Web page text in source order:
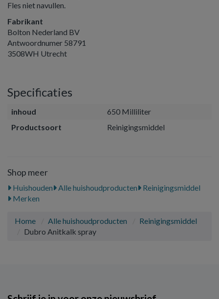
Fles niet navullen.
Fabrikant
Bolton Nederland BV
Antwoordnumer 58791
3508WH Utrecht
Specificaties
inhoud
650 Milliliter
Productsoort
Reinigingsmiddel
Shop meer
Huishouden Alle huishoudproducten
Reinigingsmiddel
Merken
Home Alle huishoudproducten
Reinigingsmiddel
Dubro Anitkalk spray